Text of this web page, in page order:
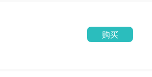
购买